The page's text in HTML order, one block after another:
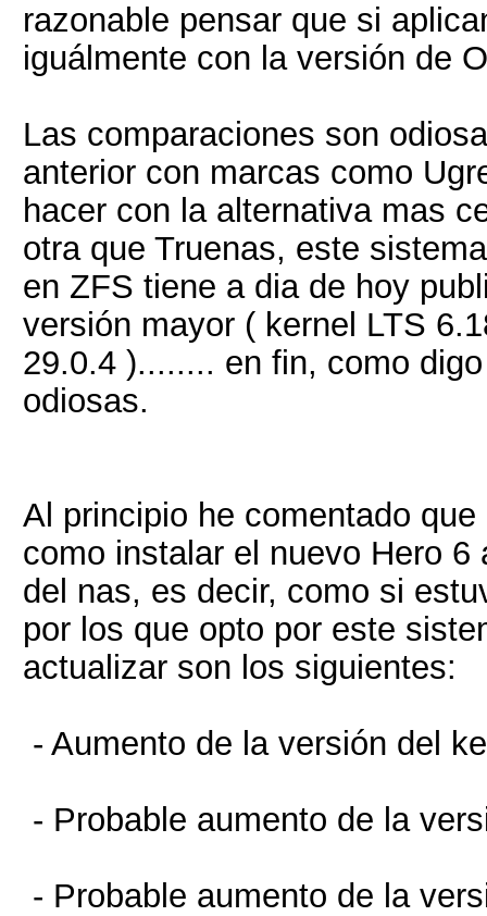
razonable pensar que si
iguálmente con la versión de
Las comparaciones son
anterior con marcas como
hacer con la alternativa mas
otra que Truenas, este
en ZFS tiene a dia de hoy
versión mayor ( kernel LTS
29.0.4 )........ en fin, como
odiosas.
Al principio he comentado
como instalar el nuevo Hero
del nas, es decir, como si
por los que opto por este
actualizar son los siguientes:
- Aumento de la versión del
- Probable aumento de la
- Probable aumento de la